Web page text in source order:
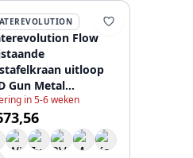
Flow
uitloop
Gun Metal
in 5-6 weken